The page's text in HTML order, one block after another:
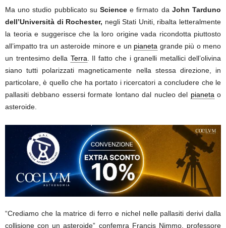
Ma uno studio pubblicato su Sciencee firmato da John Tarduno
dell’Università di Rochester, negli Stati Uniti, ribalta letteralmente
la teoria e suggerisce che la loro origine vada ricondotta piuttosto
all’impatto tra un asteroide minore e un pianeta grande più o meno
un trentesimo della Terra . Il fatto che i granelli metallici dell’olivina
siano tutti polarizzati magneticamente nella stessa direzione, in
particolare, è quello che ha portato i ricercatori a concludere che le
pallasiti debbano essersi formate lontano dal nucleo del pianeta o
asteroide.
“Crediamo che la matrice di ferro e nichel nelle pallasiti derivi dalla
collisione con un asteroide” confemra Francis Nimmo, professore